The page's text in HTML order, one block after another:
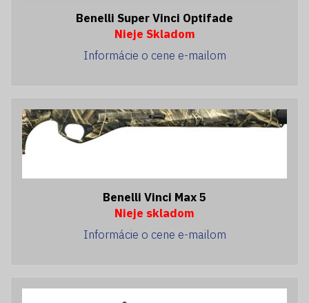
Benelli Super Vinci Optifade
Nieje Skladom
Informácie o cene e-mailom
Benelli Vinci Max 5
Nieje skladom
Informácie o cene e-mailom